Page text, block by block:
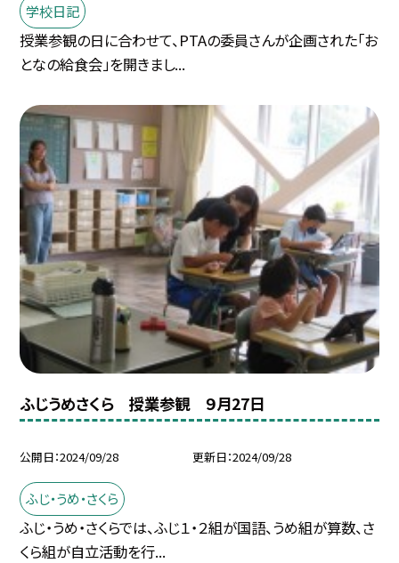
学校日記
授業参観の日に合わせて、PTAの委員さんが企画された「お
となの給食会」を開きまし...
ふじうめさくら 授業参観 ９月27日
公開日 2024/09/28 更新日 2024/09/28
ふじ・うめ・さくら
ふじ・うめ・さくらでは、ふじ１・２組が国語、うめ組が算数、さ
くら組が自立活動を行...